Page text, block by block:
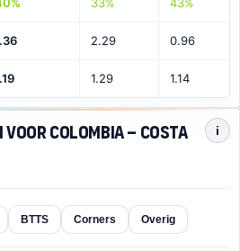
2.29 0.96
1.29 1.14
Colombia – Costa
i
BTTS Corners Overig